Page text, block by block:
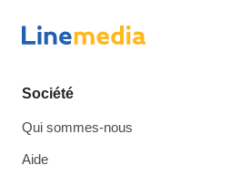
Société
Qui sommes-nous
Aide